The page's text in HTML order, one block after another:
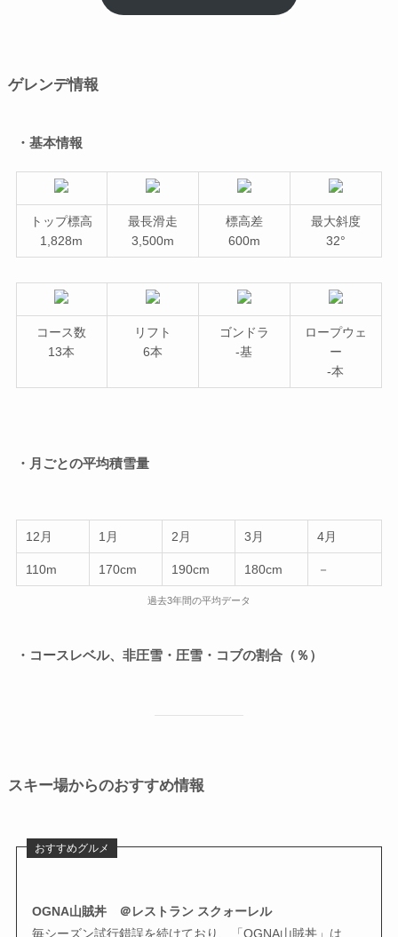
ゲレンデ情報
・基本情報
トップ標高
1,828m
最長滑走
3,500m
標高差
600m
最大斜度
32°
コース数
13本
リフト
6本
ゴンドラ
-基
ロープウェ
ー
-本
・月ごとの平均積雪量
12月 1月 2月 3月 4月
110m 170cm 190cm 180cm －
過去3年間の平均データ
・コースレベル、非圧雪・圧雪・コブの割合（％）
スキー場からのおすすめ情報
おすすめグルメ
OGNA山賊丼 ＠レストラン スクォーレル
毎シーズン試行錯誤を続けており、「OGNA山賊丼」は